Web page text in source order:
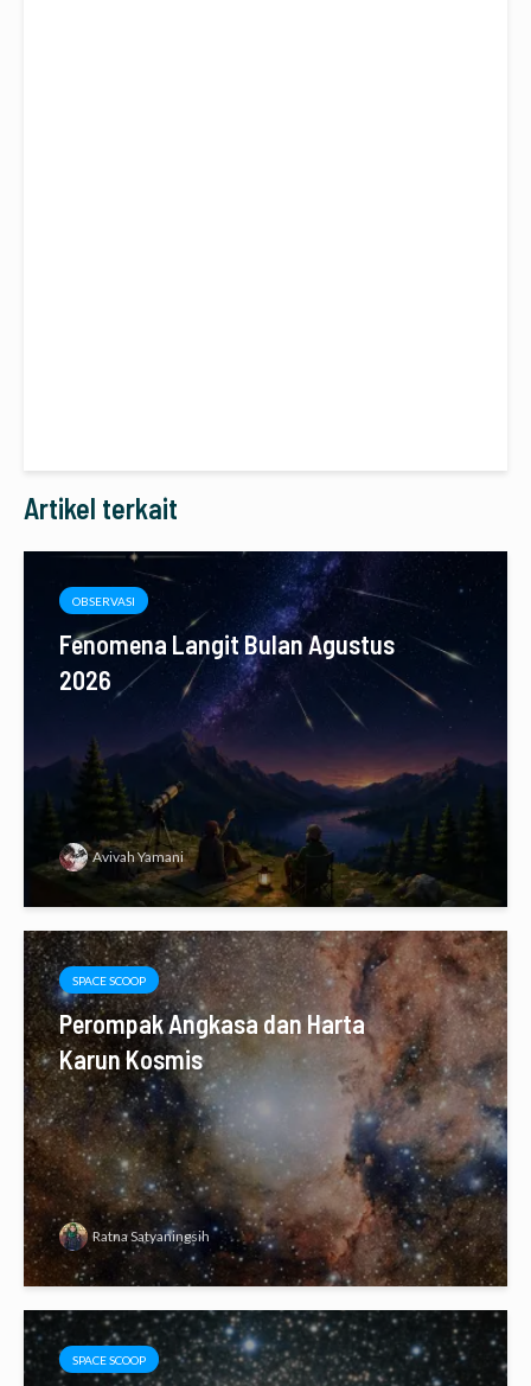
Artikel terkait
OBSERVASI
Fenomena Langit Bulan Agustus
2026
Avivah Yamani
SPACE SCOOP
Perompak Angkasa dan Harta
Karun Kosmis
Ratna Satyaningsih
SPACE SCOOP